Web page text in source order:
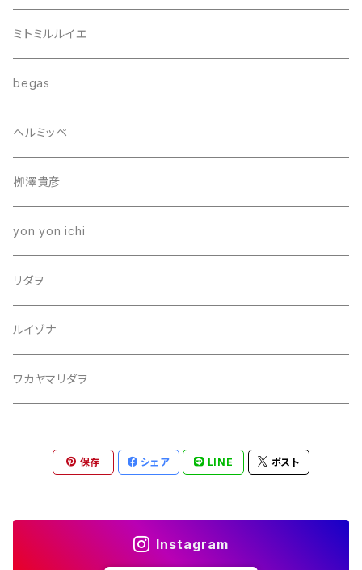
ミトミルルイエ
begas
ヘルミッペ
栁澤貴彦
yon yon ichi
リダヲ
ルイゾナ
ワカヤマリダヲ
保存 シェア LINE ポスト
Instagram